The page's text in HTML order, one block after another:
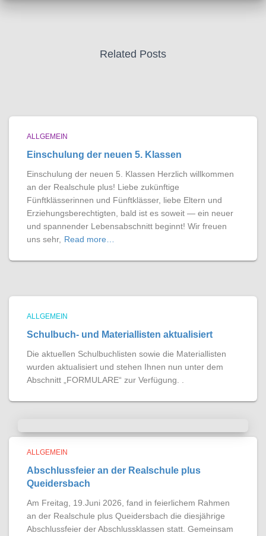
Related Posts
ALLGEMEIN
Einschulung der neuen 5. Klassen
Einschulung der neuen 5. Klassen Herzlich willkommen
an der Realschule plus! Liebe zukünftige
Fünftklässerinnen und Fünftklässer, liebe Eltern und
Erziehungsberechtigten, bald ist es soweit — ein neuer
und spannender Lebensabschnitt beginnt! Wir freuen
uns sehr, Read more…
ALLGEMEIN
Schulbuch- und Materiallisten aktualisiert
Die aktuellen Schulbuchlisten sowie die Materiallisten
wurden aktualisiert und stehen Ihnen nun unter dem
Abschnitt „FORMULARE“ zur Verfügung. .
ALLGEMEIN
Abschlussfeier an der Realschule plus
Queidersbach
Am Freitag, 19.Juni 2026, fand in feierlichem Rahmen
an der Realschule plus Queidersbach die diesjährige
Abschlussfeier der Abschlussklassen statt. Gemeinsam